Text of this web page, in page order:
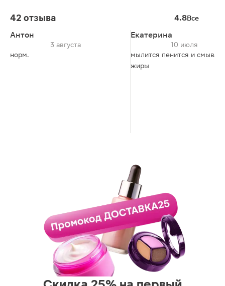
42 отзыва 4.8Все
Антон
3 августа
норм.
Екатерина
10 июля
мылится пенится и
жиры